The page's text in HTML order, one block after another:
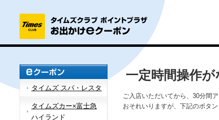
タイムズ スパ・レスタ
タイムズカー×富士急
ハイランド
一定時間操作
ご入店いただいてから、30分間
おそれいりますが、下記のボタ